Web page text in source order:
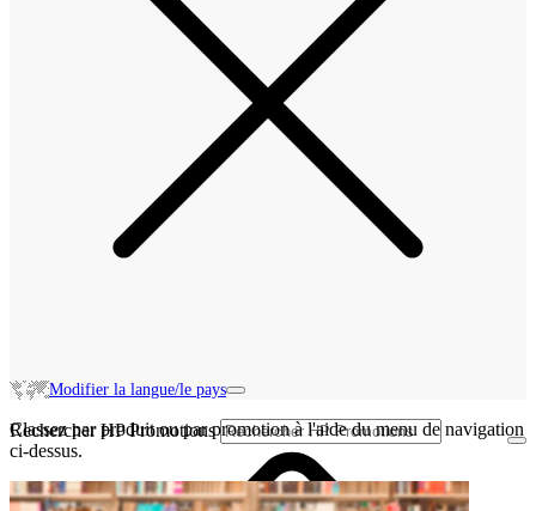
Modifier la langue/le pays
Rechercher HP Promotions
Classez par produit ou par promotion à l'aide du menu de navigation
ci-dessus.